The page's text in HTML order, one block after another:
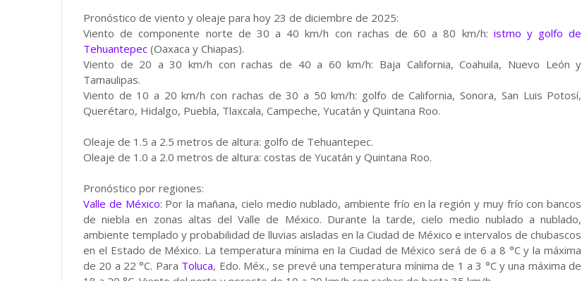
Pronóstico de viento y oleaje para hoy 23 de diciembre de 2025:
Viento de componente norte de 30 a 40 km/h con rachas de 60 a 80 km/h: istmo y golfo de
Tehuantepec (Oaxaca y Chiapas).
Viento de 20 a 30 km/h con rachas de 40 a 60 km/h: Baja California, Coahuila, Nuevo León y
Tamaulipas.
Viento de 10 a 20 km/h con rachas de 30 a 50 km/h: golfo de California, Sonora, San Luis Potosí,
Querétaro, Hidalgo, Puebla, Tlaxcala, Campeche, Yucatán y Quintana Roo.
Oleaje de 1.5 a 2.5 metros de altura: golfo de Tehuantepec.
Oleaje de 1.0 a 2.0 metros de altura: costas de Yucatán y Quintana Roo.
Pronóstico por regiones:
Valle de México: Por la mañana, cielo medio nublado, ambiente frío en la región y muy frío con bancos
de niebla en zonas altas del Valle de México. Durante la tarde, cielo medio nublado a nublado,
ambiente templado y probabilidad de lluvias aisladas en la Ciudad de México e intervalos de chubascos
en el Estado de México. La temperatura mínima en la Ciudad de México será de 6 a 8 °C y la máxima
de 20 a 22 °C. Para Toluca, Edo. Méx., se prevé una temperatura mínima de 1 a 3 °C y una máxima de